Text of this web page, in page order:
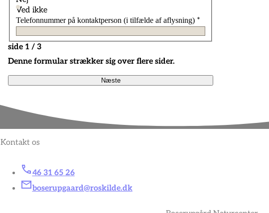
Ved ikke
Telefonnummer på kontaktperson (i tilfælde af aflysning) *
side 1 / 3
Denne formular strækker sig over flere sider.
Næste
Kontakt os
46 31 65 26
boserupgaard@roskilde.dk